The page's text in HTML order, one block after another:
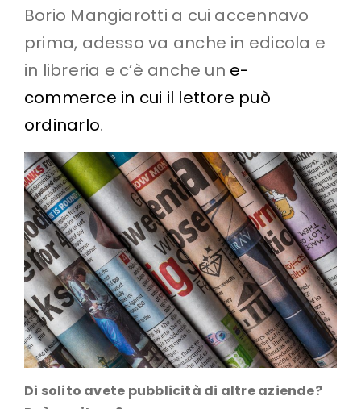
Borio Mangiarotti a cui accennavo
prima, adesso va anche in edicola e
in libreria e c’è anche un e-
commerce in cui il lettore può
ordinarlo.
Di solito avete pubblicità di altre aziende?